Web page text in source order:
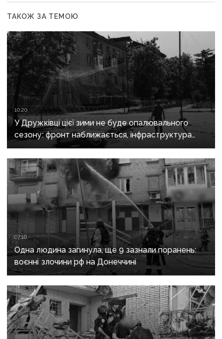
ТАКОЖ ЗА ТЕМОЮ
10:20
У Дружківці цієї зими не буде опалювального
сезону: фронт наближається, інфраструктура
критично зруйнована
07:16
Одна людина загинула, ще 9 зазнали поранень:
воєнні злочини рф на Донеччині